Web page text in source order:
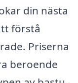
din nästa
förstå
Priserna
beroende